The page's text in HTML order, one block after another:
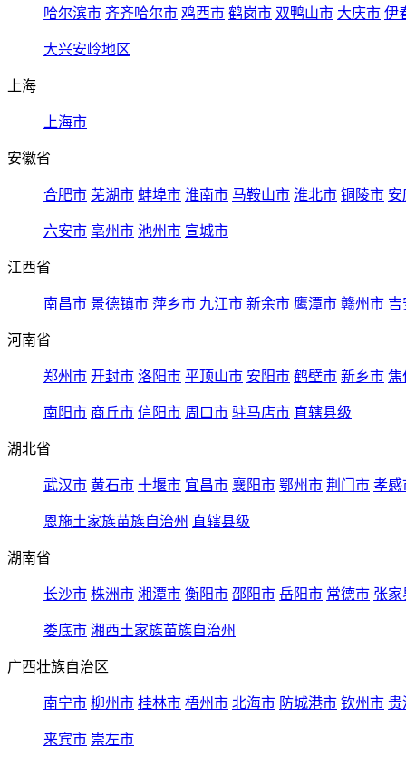
哈尔滨市 齐齐哈尔市 鸡西市 鹤岗市 双鸭山市 大庆市 伊
大兴安岭地区
上海
上海市
安徽省
合肥市 芜湖市 蚌埠市 淮南市 马鞍山市 淮北市 铜陵市 安
六安市 亳州市 池州市 宣城市
江西省
南昌市 景德镇市 萍乡市 九江市 新余市 鹰潭市 赣州市 吉
河南省
郑州市 开封市 洛阳市 平顶山市 安阳市 鹤壁市 新乡市 焦
南阳市 商丘市 信阳市 周口市 驻马店市 直辖县级
湖北省
武汉市 黄石市 十堰市 宜昌市 襄阳市 鄂州市 荆门市 孝感
恩施土家族苗族自治州 直辖县级
湖南省
长沙市 株洲市 湘潭市 衡阳市 邵阳市 岳阳市 常德市 张家
娄底市 湘西土家族苗族自治州
广西壮族自治区
南宁市 柳州市 桂林市 梧州市 北海市 防城港市 钦州市 贵
来宾市 崇左市